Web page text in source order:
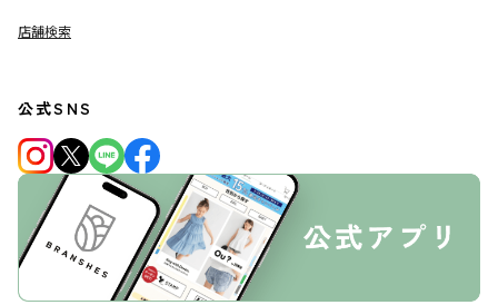
店舗検索
公式SNS